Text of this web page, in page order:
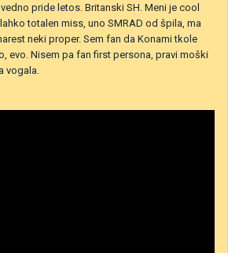
pride letos. Britanski SH. Meni je cool
totalen miss, uno SMRAD od špila, ma
neki proper. Sem fan da Konami tkole
evo. Nisem pa fan first persona, pravi moški
vogala.